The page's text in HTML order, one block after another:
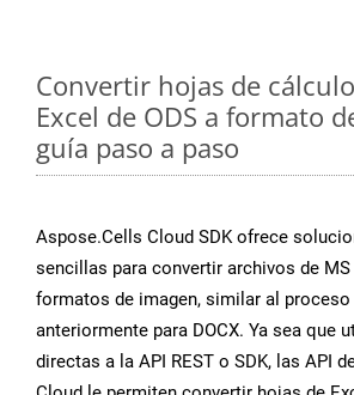
Convertir hojas de
Excel de ODS a formato
guía paso a paso
Aspose.Cells Cloud SDK ofrece
sencillas para convertir archivos de
formatos de imagen, similar al
anteriormente para DOCX. Ya sea que
directas a la API REST o SDK, las API